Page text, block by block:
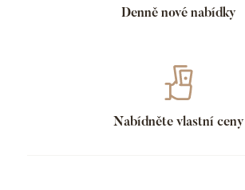
Denně nové nabídky
Nabídněte vlastní ceny